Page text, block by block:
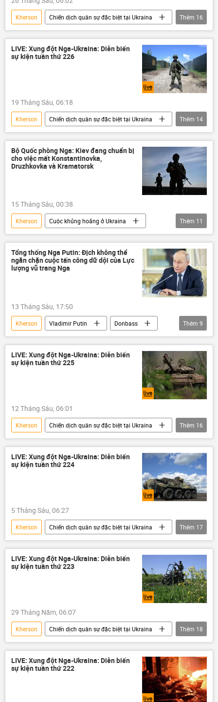
Liên bang Nga
Sáp nhập DNR, LNR, Zaporozhye và Kherson vào Nga
Quân đội Nga
Quân sự
xung đột quân sự
Kherson
Chiến dịch quân sự đặc biệt tại Ukraina
Cuộc khủng hoảng ở Ukraina
Ukraina
Quân đội Ukraina
Nga
Bộ Ngoại giao Nga
Sáp nhập DNR, LNR, Zaporozhye và Kherson vào Nga
Zaporozhye
Donbass
Donetsk
Chính trị
Thế giới
Vladimir Putin
Vladimir Zelensky
Thêm 16
LIVE: Xung đột Nga-Ukraina: Diễn biến
sự kiện tuần thứ 226
19 Tháng Sáu, 06:18
Kherson
Chiến dịch quân sự đặc biệt tại Ukraina
Cuộc khủng hoảng ở Ukraina
Ukraina
Quân đội Ukraina
Nga
Bộ Ngoại giao Nga
Liên bang Nga
Sáp nhập DNR, LNR, Zaporozhye và Kherson vào Nga
Donbass
Donetsk
Artemovsk (Bakhmut)
Zaporozhye
Thêm 14
Bộ Quốc phòng Nga: Kiev đang chuẩn bị
cho việc mất Konstantinovka,
Druzhkovka và Kramatorsk
15 Tháng Sáu, 00:38
Kherson
Cuộc khủng hoảng ở Ukraina
Ukraina
DNR
LNR
Donbass
Donetsk
Vladimir Zelensky
Artemovsk (Bakhmut)
Chiến dịch quân sự đặc biệt tại Ukraina
Thêm 11
Tổng thống Nga Putin: Địch không thể
ngăn chặn cuộc tấn công dữ dội của Lực
lượng vũ trang Nga
13 Tháng Sáu, 17:50
Kherson Vladimir Putin
Donbass
DNR
LNR Nga
Thế giới
Zaporozhye
Donetsk
Lugansk
Quân đội Nga
Thêm 9
LIVE: Xung đột Nga-Ukraina: Diễn biến
sự kiện tuần thứ 225
12 Tháng Sáu, 06:01
Kherson
Chiến dịch quân sự đặc biệt tại Ukraina
Cuộc khủng hoảng ở Ukraina
Ukraina
Quốc hội Ukraina
Nga
Liên bang Nga
Sáp nhập DNR, LNR, Zaporozhye và Kherson vào Nga
Donbass
Donetsk
Vladimir Zelensky
Artemovsk (Bakhmut)
Chính trị
Thế giới
Thêm 16
LIVE: Xung đột Nga-Ukraina: Diễn biến
sự kiện tuần thứ 224
5 Tháng Sáu, 06:27
Kherson
Chiến dịch quân sự đặc biệt tại Ukraina
Cuộc khủng hoảng ở Ukraina
Ukraina
Quân đội Ukraina
Nga
Bộ Ngoại giao Nga
LNR
Vladimir Zelensky
Sáp nhập DNR, LNR, Zaporozhye và Kherson vào Nga
Artemovsk (Bakhmut)
Chính trị
Thế giới
Thêm 17
LIVE: Xung đột Nga-Ukraina: Diễn biến
sự kiện tuần thứ 223
29 Tháng Năm, 06:07
Kherson
Chiến dịch quân sự đặc biệt tại Ukraina
Cuộc khủng hoảng ở Ukraina
Đàm phán Nga-Ukraina tại Istanbul - 2025
Ukraina
Quân đội Ukraina
Nga
Thêm 18
LIVE: Xung đột Nga-Ukraina: Diễn biến
sự kiện tuần thứ 222